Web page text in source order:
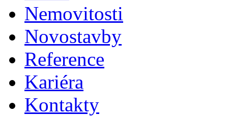
Nemovitosti
Novostavby
Reference
Kariéra
Kontakty